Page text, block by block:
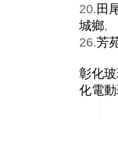
20. 田
城鄉,
26.芳
彰化
化電